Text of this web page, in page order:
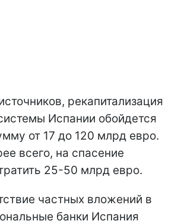
рекапитализация
Испании обойдется
от 17 до 120 млрд евро.
всего, на спасение
25-50 млрд евро.
частных вложений в
банки Испания